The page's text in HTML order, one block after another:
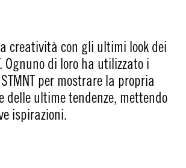
creatività con gli ultimi look dei
Ognuno di loro ha utilizzato i
per mostrare la propria
delle ultime tendenze, mettendo
ispirazioni.